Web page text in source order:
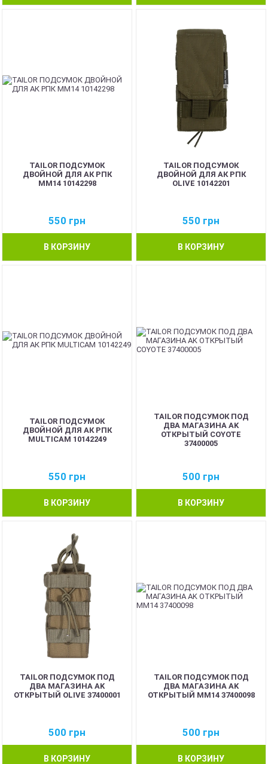
TAILOR ПОДСУМОК
ДВОЙНОЙ ДЛЯ АК РПК
MM14 10142298
550 грн
В КОРЗИНУ
TAILOR ПОДСУМОК
ДВОЙНОЙ ДЛЯ АК РПК
OLIVE 10142201
550 грн
В КОРЗИНУ
TAILOR ПОДСУМОК
ДВОЙНОЙ ДЛЯ АК РПК
MULTICAM 10142249
550 грн
В КОРЗИНУ
TAILOR ПОДСУМОК ПОД
ДВА МАГАЗИНА AK
ОТКРЫТЫЙ COYOTE
37400005
500 грн
В КОРЗИНУ
TAILOR ПОДСУМОК ПОД
ДВА МАГАЗИНА AK
ОТКРЫТЫЙ OLIVE 37400001
500 грн
В КОРЗИНУ
TAILOR ПОДСУМОК ПОД
ДВА МАГАЗИНА AK
ОТКРЫТЫЙ MM14 37400098
500 грн
В КОРЗИНУ